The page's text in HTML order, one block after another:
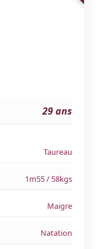
29 ans
Taureau
1m55 / 58kgs
Maigre
Natation